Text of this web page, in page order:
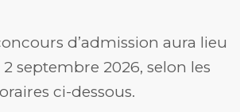
d’admission aura lieu
septembre 2026, selon les
ci-dessous.